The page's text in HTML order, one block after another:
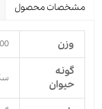
مشخصات محصول
وزن 200
گونه
حیوان